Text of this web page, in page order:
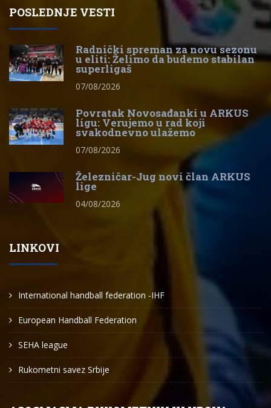
POSLEDNJE VESTI
Radnički spreman za novu sezonu
u eliti: Želimo da budemo stabilan
superligaš
07/08/2026
Povratak Novosađanki u ARKUS
ligu: Verujemo u rad koji
svakodnevno ulažemo
07/08/2026
Železničar-Jug novi član ARKUS
lige
04/08/2026
LINKOVI
International handball federation -IHF
European Handball Federation
SEHA league
Rukometni savez Srbije